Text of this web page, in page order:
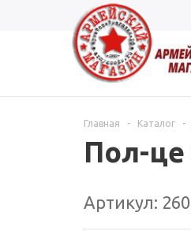
Главная - Каталог -
Пол-це
Артикул: